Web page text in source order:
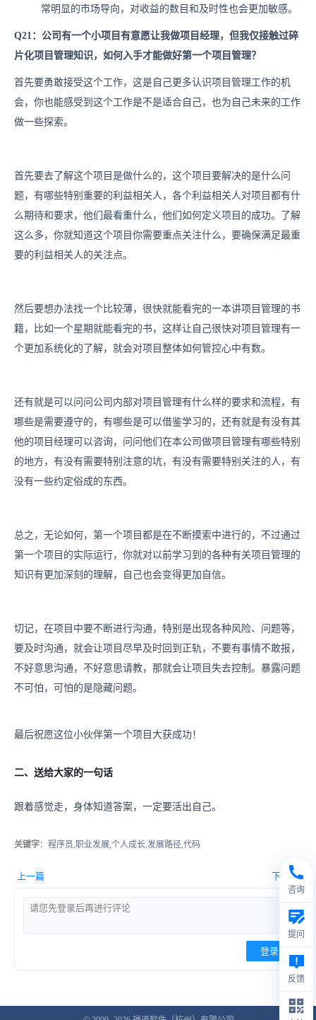
常明显的市场导向，对收益的数目和及时性也会更加敏感。
Q21：公司有一个小项目有意愿让我做项目经理，但我仅接触过碎
片化项目管理知识，如何入手才能做好第一个项目管理？
首先要勇敢接受这个工作，这是自己更多认识项目管理工作的机
会，你也能感受到这个工作是不是适合自己，也为自己未来的工作
做一些探索。
首先要去了解这个项目是做什么的，这个项目要解决的是什么问
题，有哪些特别重要的利益相关人，各个利益相关人对项目都有什
么期待和要求，他们最看重什么，他们如何定义项目的成功。了解
这么多，你就知道这个项目你需要重点关注什么，要确保满足最重
要的利益相关人的关注点。
然后要想办法找一个比较薄，很快就能看完的一本讲项目管理的书
籍，比如一个星期就能看完的书，这样让自己很快对项目管理有一
个更加系统化的了解，就会对项目整体如何管控心中有数。
还有就是可以问问公司内部对项目管理有什么样的要求和流程，有
哪些是需要遵守的，有哪些是可以借鉴学习的，还有就是有没有其
他的项目经理可以咨询，问问他们在本公司做项目管理有哪些特别
的地方，有没有需要特别注意的坑，有没有需要特别关注的人，有
没有一些约定俗成的东西。
总之，无论如何，第一个项目都是在不断摸索中进行的，不过通过
第一个项目的实际运行，你就对以前学习到的各种有关项目管理的
知识有更加深刻的理解，自己也会变得更加自信。
切记，在项目中要不断进行沟通，特别是出现各种风险、问题等，
要及时沟通，就会让项目尽早及时回到正轨，不要有事情不敢报，
不好意思沟通，不好意思请教，那就会让项目失去控制。暴露问题
不可怕，可怕的是隐藏问题。
最后祝愿这位小伙伴第一个项目大获成功！
二、送给大家的一句话
跟着感觉走，身体知道答案，一定要活出自己。
关键字：程序员,职业发展,个人成长,发展路径,代码
上一篇 下一篇
登录
咨询
提问
反馈